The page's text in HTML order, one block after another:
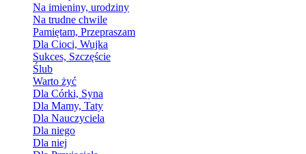
Na imieniny, urodziny
Na trudne chwile
Pamiętam, Przepraszam
Dla Cioci, Wujka
Sukces, Szczęście
Ślub
Warto żyć
Dla Córki, Syna
Dla Mamy, Taty
Dla Nauczyciela
Dla niego
Dla niej